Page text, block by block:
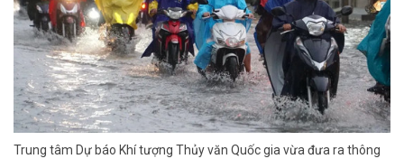
Trung tâm Dự báo Khí tượng Thủy văn Quốc gia vừa đưa ra thông